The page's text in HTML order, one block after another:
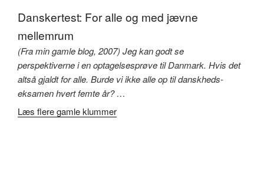
Danskertest: For alle og med jævne
mellemrum
(Fra min gamle blog, 2007) Jeg kan godt se
perspektiverne i en optagelsesprøve til Danmark. Hvis det
altså gjaldt for alle. Burde vi ikke alle op til danskheds-
eksamen hvert femte år? …
Læs flere gamle klummer